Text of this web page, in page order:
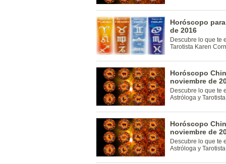
Horóscopo
de 2016
Descubre lo que te
Tarotista Karen
Horóscopo
noviembre de
Descubre lo que te
Astróloga y
Horóscopo
noviembre de
Descubre lo que te
Astróloga y